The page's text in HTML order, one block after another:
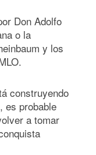
Don Adolfo
o la
y los
construyendo
es probable
a tomar